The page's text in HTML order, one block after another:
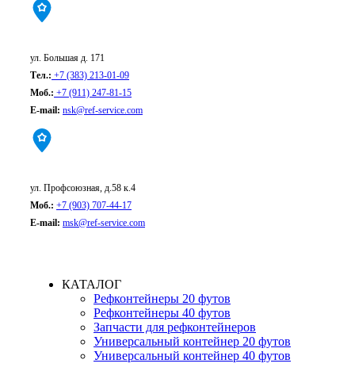
ул. Большая д. 171
Тел.: +7 (383) 213-01-09
Моб.: +7 (911) 247-81-15
E-mail: nsk@ref-service.com
ул. Профсоюзная, д.58 к.4
Моб.: +7 (903) 707-44-17
E-mail: msk@ref-service.com
КАТАЛОГ
Рефконтейнеры 20 футов
Рефконтейнеры 40 футов
Запчасти для рефконтейнеров
Универсальный контейнер 20 футов
Универсальный контейнер 40 футов